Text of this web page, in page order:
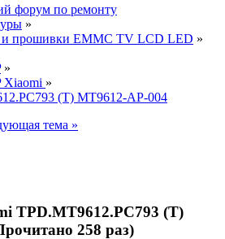
форум по ремонту
»
и прошивки EMMC TV LCD LED »
»
Xiaomi »
(T) MT9612-AP-004
тема »
TPD.MT9612.PC793 (T)
258 раз)